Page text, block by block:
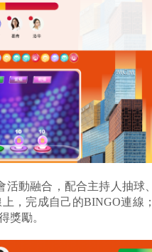
動融合，配合主持人抽球
，完成自己的BINGO連線
獎勵。